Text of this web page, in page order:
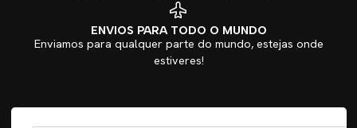
ENVIOS PARA TODO O MUNDO
Enviamos para qualquer parte do mundo, estejas onde
estiveres!